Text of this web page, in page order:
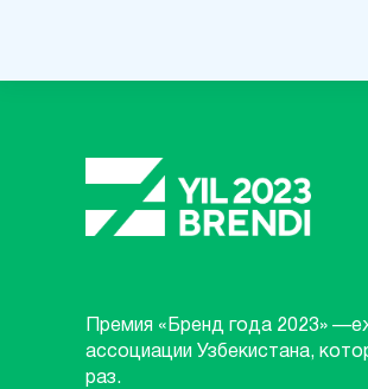
Премия «Бренд года 2023»
ассоциации Узбекистана,
раз.